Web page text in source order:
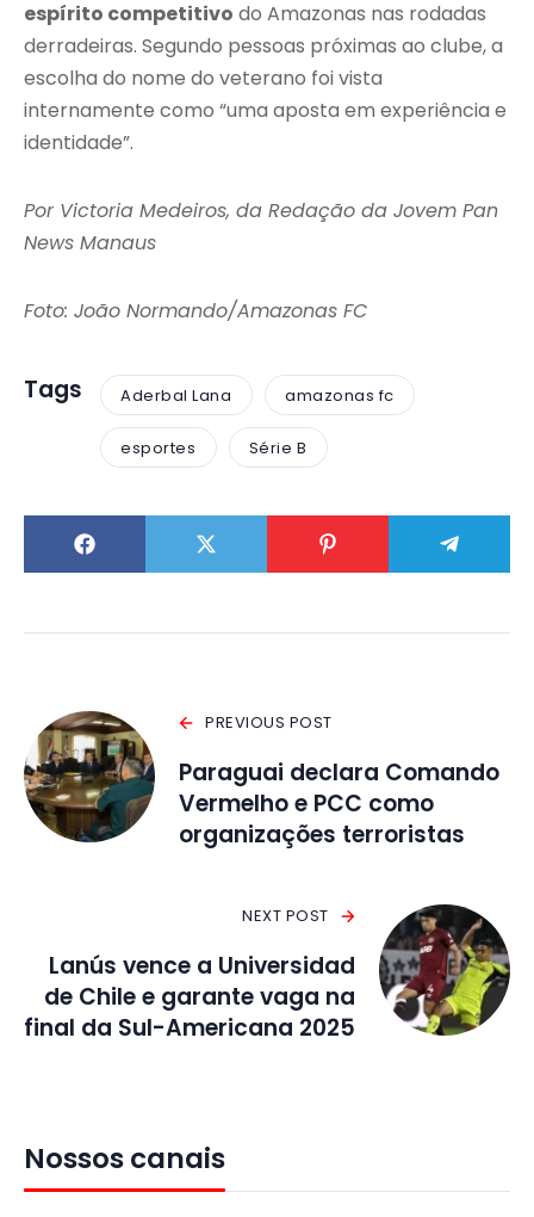
espírito competitivo do Amazonas nas rodadas
derradeiras. Segundo pessoas próximas ao clube, a
escolha do nome do veterano foi vista
internamente como “uma aposta em experiência e
identidade”.
Por Victoria Medeiros, da Redação da Jovem Pan
News Manaus
Foto: João Normando/Amazonas FC
Tags Aderbal Lana amazonas fc
esportes Série B
PREVIOUS POST
Paraguai declara Comando
Vermelho e PCC como
organizações terroristas
NEXT POST
Lanús vence a Universidad
de Chile e garante vaga na
final da Sul-Americana 2025
Nossos canais